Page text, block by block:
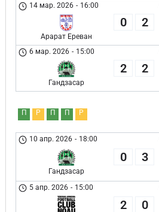
14 мар. 2026 - 16:00
Арарат Ереван
0 2
6 мар. 2026 - 15:00
Гандзасар
2 2
П Р П П Р
10 апр. 2026 - 18:00
Гандзасар
0 3
5 апр. 2026 - 15:00
2 0